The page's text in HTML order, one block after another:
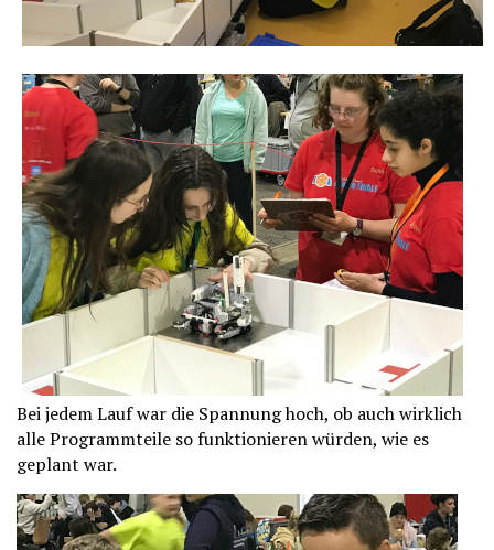
Bei jedem Lauf war die Spannung hoch, ob auch wirklich
alle Programmteile so funktionieren würden, wie es
geplant war.